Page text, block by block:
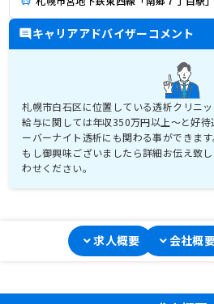
キャリアアドバイザーコメント
札幌市白石区に位置している透析クリニッ
給与に関しては年収350万円以上～と好
ーバーナイト透析にも関わる事ができます
もし御興味ございましたら詳細お伝え致
わせください。
求人概要 会社概